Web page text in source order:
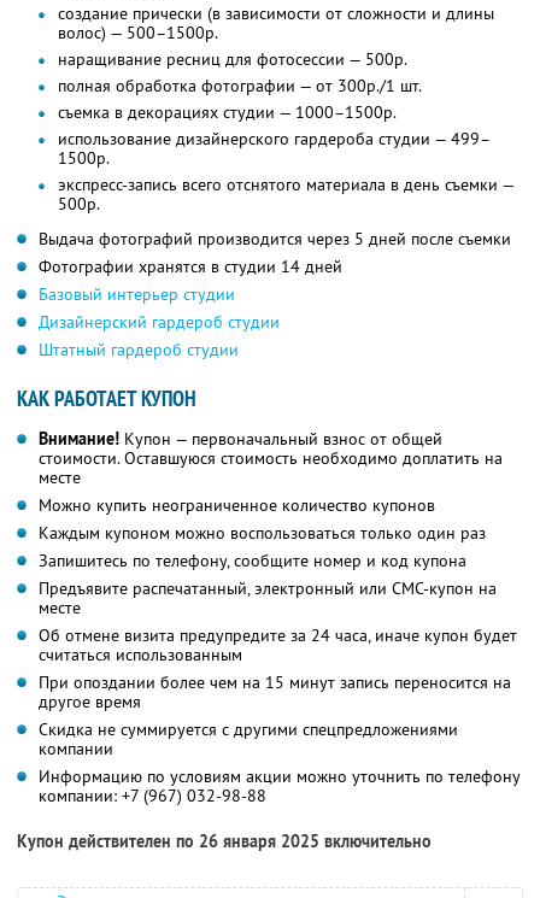
создание прически (в зависимости от сложности и длины
волос) — 500–1500р.
наращивание ресниц для фотосессии — 500р.
полная обработка фотографии — от 300р./1 шт.
съемка в декорациях студии — 1000–1500р.
использование дизайнерского гардероба студии — 499–
1500р.
экспресс-запись всего отснятого материала в день съемки —
500р.
Выдача фотографий производится через 5 дней после съемки
Фотографии хранятся в студии 14 дней
Базовый интерьер студии
Дизайнерский гардероб студии
Штатный гардероб студии
КАК РАБОТАЕТ КУПОН
Внимание! Купон — первоначальный взнос от общей
стоимости. Оставшуюся стоимость необходимо доплатить на
месте
Можно купить неограниченное количество купонов
Каждым купоном можно воспользоваться только один раз
Запишитесь по телефону, сообщите номер и код купона
Предъявите распечатанный, электронный или СМС-купон на
месте
Об отмене визита предупредите за 24 часа, иначе купон будет
считаться использованным
При опоздании более чем на 15 минут запись переносится на
другое время
Скидка не суммируется с другими спецпредложениями
компании
Информацию по условиям акции можно уточнить по телефону
компании: +7 (967) 032-98-88
Купон действителен по 26 января 2025 включительно